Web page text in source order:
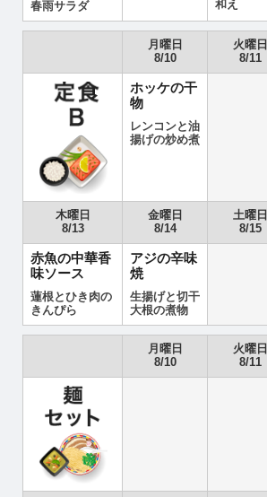
春雨サラダ
和え
月曜日
8/10
火曜日
8/11
ホッケの干
物
レンコンと油
揚げの炒め煮
木曜日
8/13
金曜日
8/14
土曜日
8/15
赤魚の中華香
味ソース
蓮根とひき肉の
きんぴら
アジの辛味
焼
生揚げと切干
大根の煮物
月曜日
8/10
火曜日
8/11